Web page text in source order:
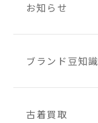
お知らせ
ブランド豆知識
古着買取